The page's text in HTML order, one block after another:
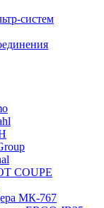
систем
COUPE
МК-767